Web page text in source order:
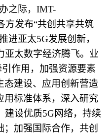
之际，IMT-
方发布“共创共享共筑
进亚太5G发展创新，
亚太数字经济腾飞。业
作用，加强资源要素
态建设、应用创新营造
用标准体系，深入研究
建设优质5G网络，持续
加强国际合作，共创